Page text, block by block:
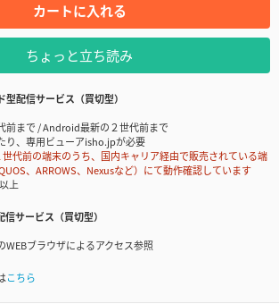
カートに入れる
ちょっと立ち読み
型配信サービス（買切型）
前まで / Android最新の２世代前まで
り、専用ビューアisho.jpが必要
代前の端末のうち、国内キャリア経由で販売されている端
、ARROWS、Nexusなど）にて動作確認しています
上
信サービス（買切型）
ブラウザによるアクセス参照
こちら